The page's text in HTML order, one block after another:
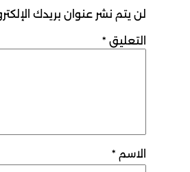
لن يتم نشر عنوان بريدك
التعليق *
الاسم *